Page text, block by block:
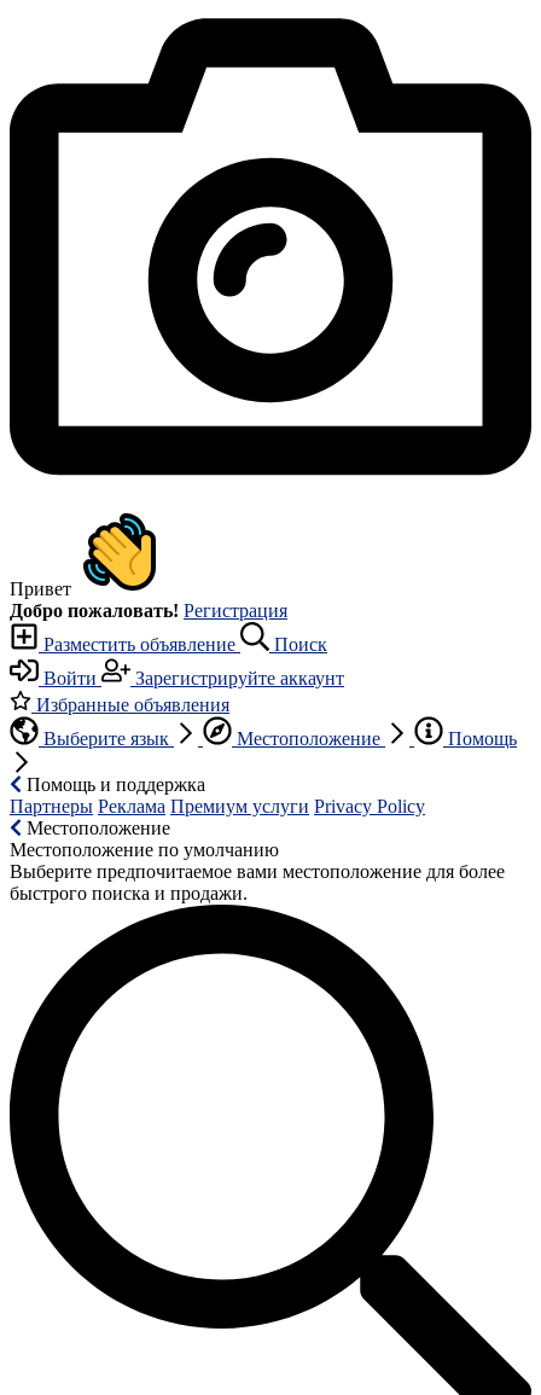
Привет
Добро пожаловать! Регистрация
Разместить объявление
Поиск
Войти
Зарегистрируйте аккаунт
Избранные объявления
Выберите язык
Местоположение Помощь
Помощь и поддержка
Партнеры Реклама Премиум услуги Privacy Policy
Местоположение
Местоположение по умолчанию
Выберите предпочитаемое вами местоположение для более
быстрого поиска и продажи.